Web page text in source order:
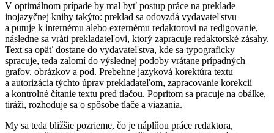
V optimálnom prípade by mal byť postup práce na preklade
inojazyčnej knihy takýto: preklad sa odovzdá vydavateľstvu
a putuje k internému alebo externému redaktorovi na redigovanie,
následne sa vráti prekladateľovi, ktorý zapracuje redaktorské zásahy.
Text sa opäť dostane do vydavateľstva, kde sa typograficky
spracuje, teda zalomí do výslednej podoby vrátane prípadných
grafov, obrázkov a pod. Prebehne jazyková korektúra textu
a autorizácia týchto úprav prekladateľom, zapracovanie korekcií
a kontrolné čítanie textu pred tlačou. Popritom sa pracuje na obálke,
tiráži, rozhoduje sa o spôsobe tlače a viazania.
My sa teda bližšie pozrieme, čo je náplňou práce redaktora,